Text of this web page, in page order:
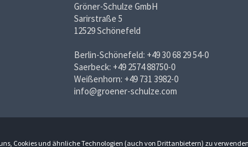
Cookies und ähnliche Technologien (auch von Drittanbietern) zu
Gröner-Schulze GmbH
Sarirstraße 5
12529 Schönefeld
Berlin-Schönefeld: +49 30 68 29 54-0
Saerbeck: +49 2574 88750-0
Weißenhorn: +49 731 3982-0
info@groener-schulze.com